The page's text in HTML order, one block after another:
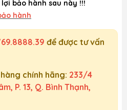
bảo hành sau này !!!
hành
để được tư vấn
chính hãng: 233/4
P. 13, Q. Bình Thạnh,